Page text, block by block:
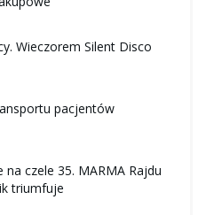
Wieczorem Silent Disco
pacjentów
na czele 35. MARMA Rajdu
triumfuje